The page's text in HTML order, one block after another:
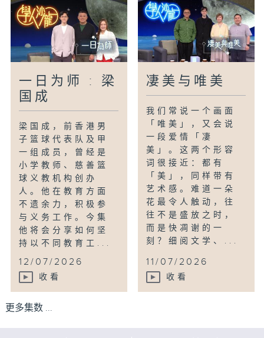
一日为师 : 梁
国成
梁国成，前香港男
子篮球代表队及甲
一组成员，曾经是
小学教师、慈善篮
球义教机构创办
人。他在教育方面
不遗余力，积极参
与义务工作。今集
他将会分享如何坚
持以不同教育工...
12/07/2026
收看
凄美与唯美
我们常说一个画面
「唯美」，又会说
一段爱情「凄
美」。这两个形容
词很接近：都有
「美」，同样带有
艺术感。难道一朵
花最令人触动，往
往不是盛放之时，
而是快凋谢的一
刻？细阅文学、...
11/07/2026
收看
更多集数 ...